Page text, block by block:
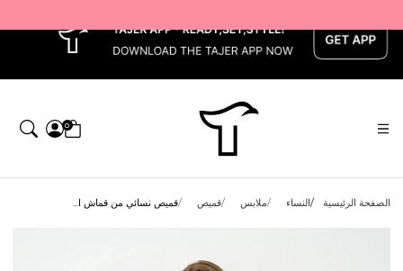
0
الصفحة الرئيسية النساء ملابس قميص قميص نسائي من قماش ا...